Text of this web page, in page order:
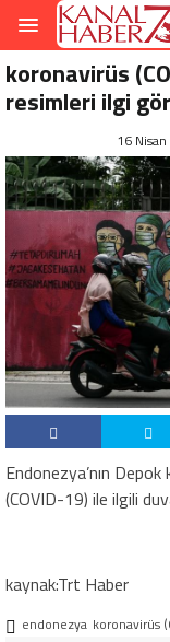
koronavirüs
resimleri ilgi
16
Endonezya’nın
(COVID-19) ile ilgili
kaynak:Trt Haber
endonezya koronavirüs